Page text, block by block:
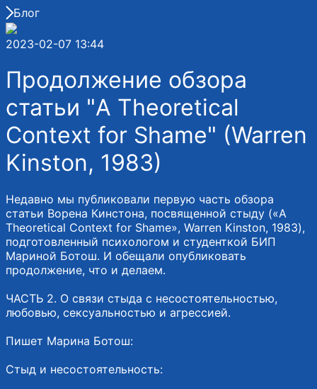
Блог
2023-02-07 13:44
Продолжение обзора
статьи "A Theoretical
Context for Shame" (Warren
Kinston, 1983)
Недавно мы публиковали первую часть обзора
статьи Ворена Кинстона, посвященной стыду («A
Theoretical Context for Shame», Warren Kinston, 1983),
подготовленный психологом и студенткой БИП
Мариной Ботош. И обещали опубликовать
продолжение, что и делаем.
ЧАСТЬ 2. О связи стыда с несостоятельностью,
любовью, сексуальностью и агрессией.
Пишет Марина Ботош:
Стыд и несостоятельность: